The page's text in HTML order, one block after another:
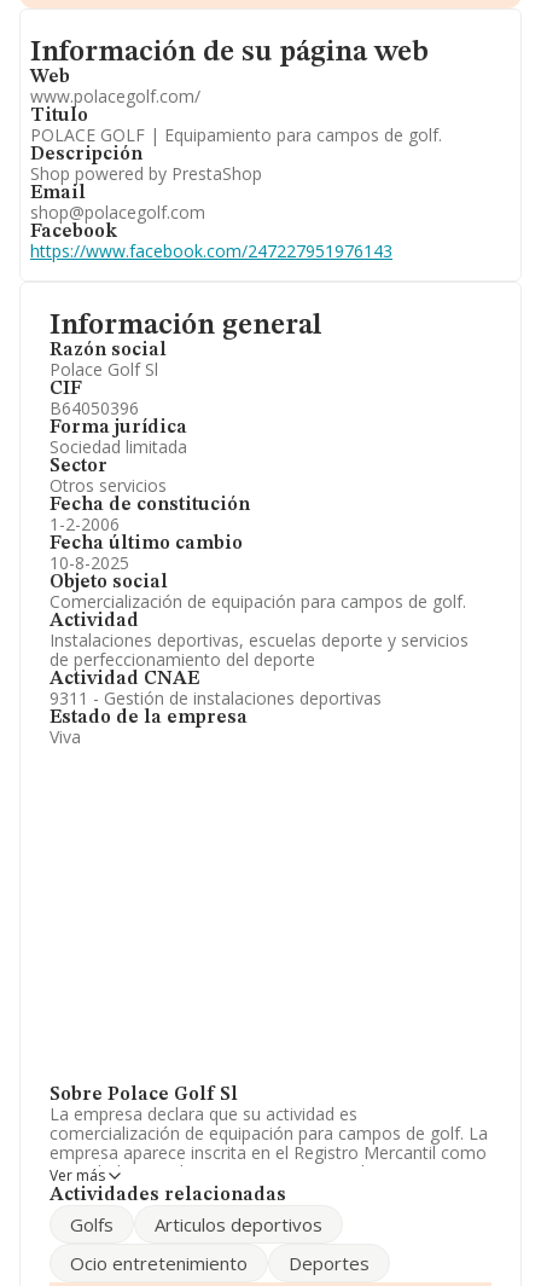
Información general
Razón social
Polace Golf Sl
CIF
B64050396
Forma jurídica
Sociedad limitada
Sector
Otros servicios
Fecha de constitución
1-2-2006
Fecha último cambio
10-8-2025
Objeto social
Comercialización de equipación para campos de golf.
Actividad
Instalaciones deportivas, escuelas deporte y servicios
de perfeccionamiento del deporte
Actividad CNAE
9311 - Gestión de instalaciones deportivas
Estado de la empresa
Viva
Sobre Polace Golf Sl
La empresa declara que su actividad es
comercialización de equipación para campos de golf. La
empresa aparece inscrita en el Registro Mercantil como
Sociedad Limitada. Su CNAE corresponde a 9311 con
código 'Gestión de instalaciones deportivas'. La
cifras existentes en la base de datos de INFORMA, el
Ver más
Actividades relacionadas
Golfs
Articulos deportivos
Ocio entretenimiento
Deportes
Información oficial y registral complementaria.
Informacion de su página web
Información de su página web
Web
www.polacegolf.com/
Titulo
POLACE GOLF | Equipamiento para campos de golf.
Descripción
Shop powered by PrestaShop
Email
shop@polacegolf.com
Facebook
https://www.facebook.com/247227951976143